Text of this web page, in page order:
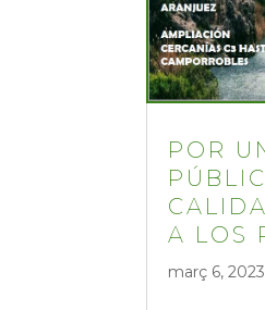
POR
A LOS
març 6, 2023